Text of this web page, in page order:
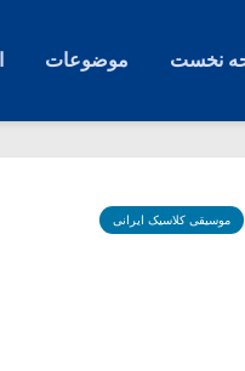
نخست موضوعات
موسیقی کلاسیک ایرانی